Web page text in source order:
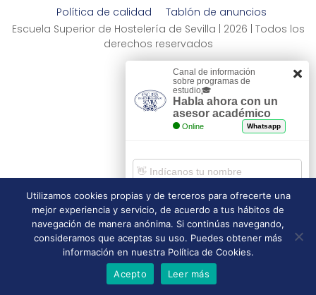
Política de calidad
Tablón de anuncios
Escuela Superior de Hostelería de Sevilla | 2026 | Todos los
derechos reservados
Utilizamos cookies propias y de terceros para ofrecerte una
mejor experiencia y servicio, de acuerdo a tus hábitos de
navegación de manera anónima. Si continúas navegando,
consideramos que aceptas su uso. Puedes obtener más
información en nuestra Política de Cookies.
Acepto
Leer más
Canal de información
sobre programas de
estudio🎓
Habla ahora con un
asesor académico
Online Whatsapp
Comenzar chat